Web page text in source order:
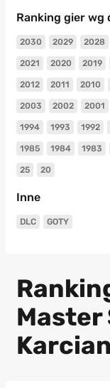
Ranking gier wg
2030 2029 2028
2021 2020 2019
2012 2011 2010
2003 2002 2001
1994 1993 1992
1985 1984 1983
25 20
Inne
DLC GOTY
Master